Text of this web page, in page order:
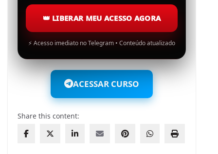
👑 LIBERAR MEU ACESSO AGORA
⚡ Acesso imediato no Telegram • Conteúdo atualizado
ACESSAR CURSO
Share this content: